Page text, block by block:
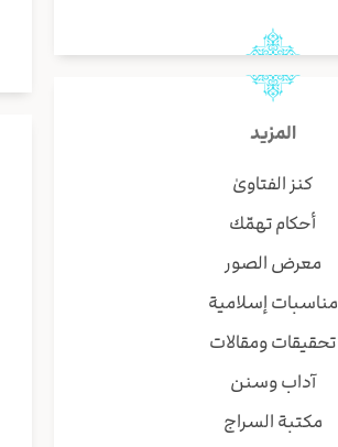
المزيد
كنز الفتاوىٰ
أحكام تهمّك
معرض الصور
مناسبات إسلامية
تحقيقات ومقالات
آداب وسنن
مكتبة السراج